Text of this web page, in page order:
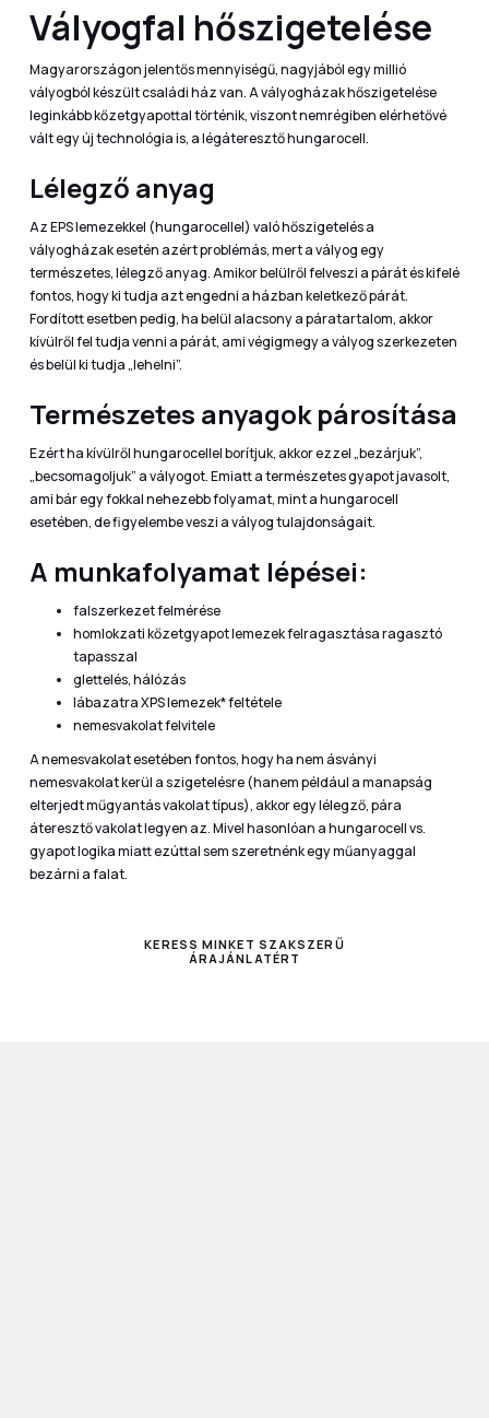
Vályogfal hőszigetelése
Magyarországon jelentős mennyiségű, nagyjából egy millió
vályogból készült családi ház van. A vályogházak hőszigetelése
leginkább kőzetgyapottal történik, viszont nemrégiben elérhetővé
vált egy új technológia is, a légáteresztő hungarocell.
Lélegző anyag
Az EPS lemezekkel (hungarocellel) való hőszigetelés a
vályogházak esetén azért problémás, mert a vályog egy
természetes, lélegző anyag. Amikor belülről felveszi a párát és kifelé
fontos, hogy ki tudja azt engedni a házban keletkező párát.
Fordított esetben pedig, ha belül alacsony a páratartalom, akkor
kívülről fel tudja venni a párát, ami végigmegy a vályog szerkezeten
és belül ki tudja „lehelni”.
Természetes anyagok párosítása
Ezért ha kívülről hungarocellel borítjuk, akkor ezzel „bezárjuk”,
„becsomagoljuk” a vályogot. Emiatt a természetes gyapot javasolt,
ami bár egy fokkal nehezebb folyamat, mint a hungarocell
esetében, de figyelembe veszi a vályog tulajdonságait.
A munkafolyamat lépései:
falszerkezet felmérése
homlokzati kőzetgyapot lemezek felragasztása ragasztó
tapasszal
glettelés, hálózás
lábazatra XPS lemezek* feltétele
nemesvakolat felvitele
A nemesvakolat esetében fontos, hogy ha nem ásványi
nemesvakolat kerül a szigetelésre (hanem például a manapság
elterjedt műgyantás vakolat típus), akkor egy lélegző, pára
áteresztő vakolat legyen az. Mivel hasonlóan a hungarocell vs.
gyapot logika miatt ezúttal sem szeretnénk egy műanyaggal
bezárni a falat.
KERESS MINKET SZAKSZERŰ
ÁRAJÁNLATÉRT